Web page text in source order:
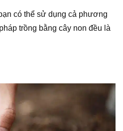
có thể sử dụng cả phương
trồng bằng cây non đều là